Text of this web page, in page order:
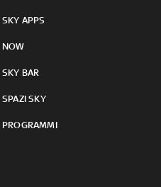
SKY APPS
NOW
SKY BAR
SPAZI SKY
PROGRAMMI